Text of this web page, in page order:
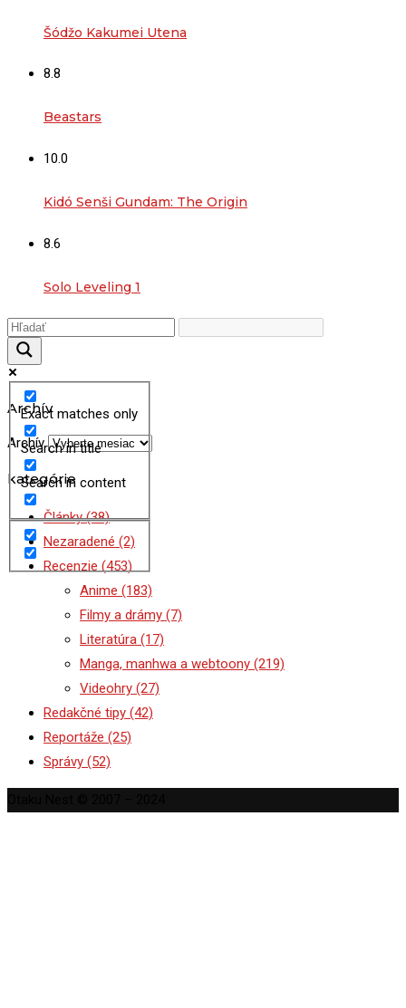
Šódžo Kakumei Utena
8.8
Beastars
10.0
Kidó Senši Gundam: The Origin
8.6
Solo Leveling 1
Exact matches only
Search in title
Search in content
Archív
Archív
kategórie
Články(38)
Nezaradené (2)
Recenzie (453)
Anime (183)
Filmy a drámy (7)
Literatúra (17)
Manga, manhwa a webtoony (219)
Videohry (27)
Redakčné tipy (42)
Reportáže (25)
Správy (52)